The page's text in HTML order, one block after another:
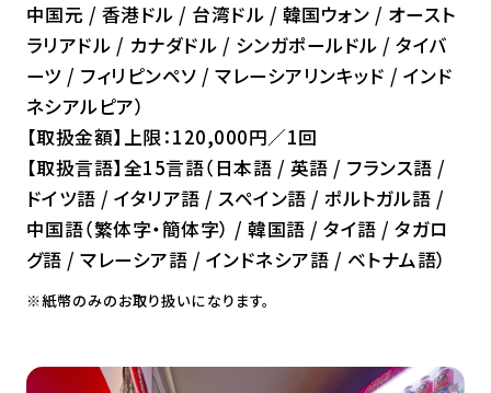
中国元 / 香港ドル / 台湾ドル / 韓国ウォン / オースト
ラリアドル / カナダドル / シンガポールドル / タイバ
ーツ / フィリピンペソ / マレーシアリンキッド / インド
ネシアルピア）
【取扱金額】上限：120,000円／1回
【取扱言語】全15言語（日本語 / 英語 / フランス語 /
ドイツ語 / イタリア語 / スペイン語 / ポルトガル語 /
中国語（繁体字・簡体字） / 韓国語 / タイ語 / タガロ
グ語 / マレーシア語 / インドネシア語 / ベトナム語）
※紙幣のみのお取り扱いになります。